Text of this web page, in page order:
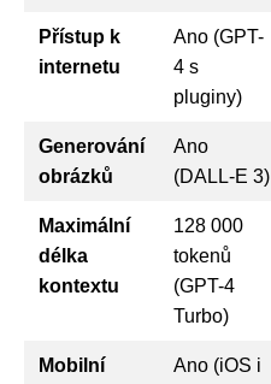
Přístup k
internetu
Ano (GPT-
4 s
pluginy)
Generování
obrázků
Ano
(DALL-E 3)
Maximální
délka
kontextu
128 000
tokenů
(GPT-4
Turbo)
Mobilní
Ano (iOS i